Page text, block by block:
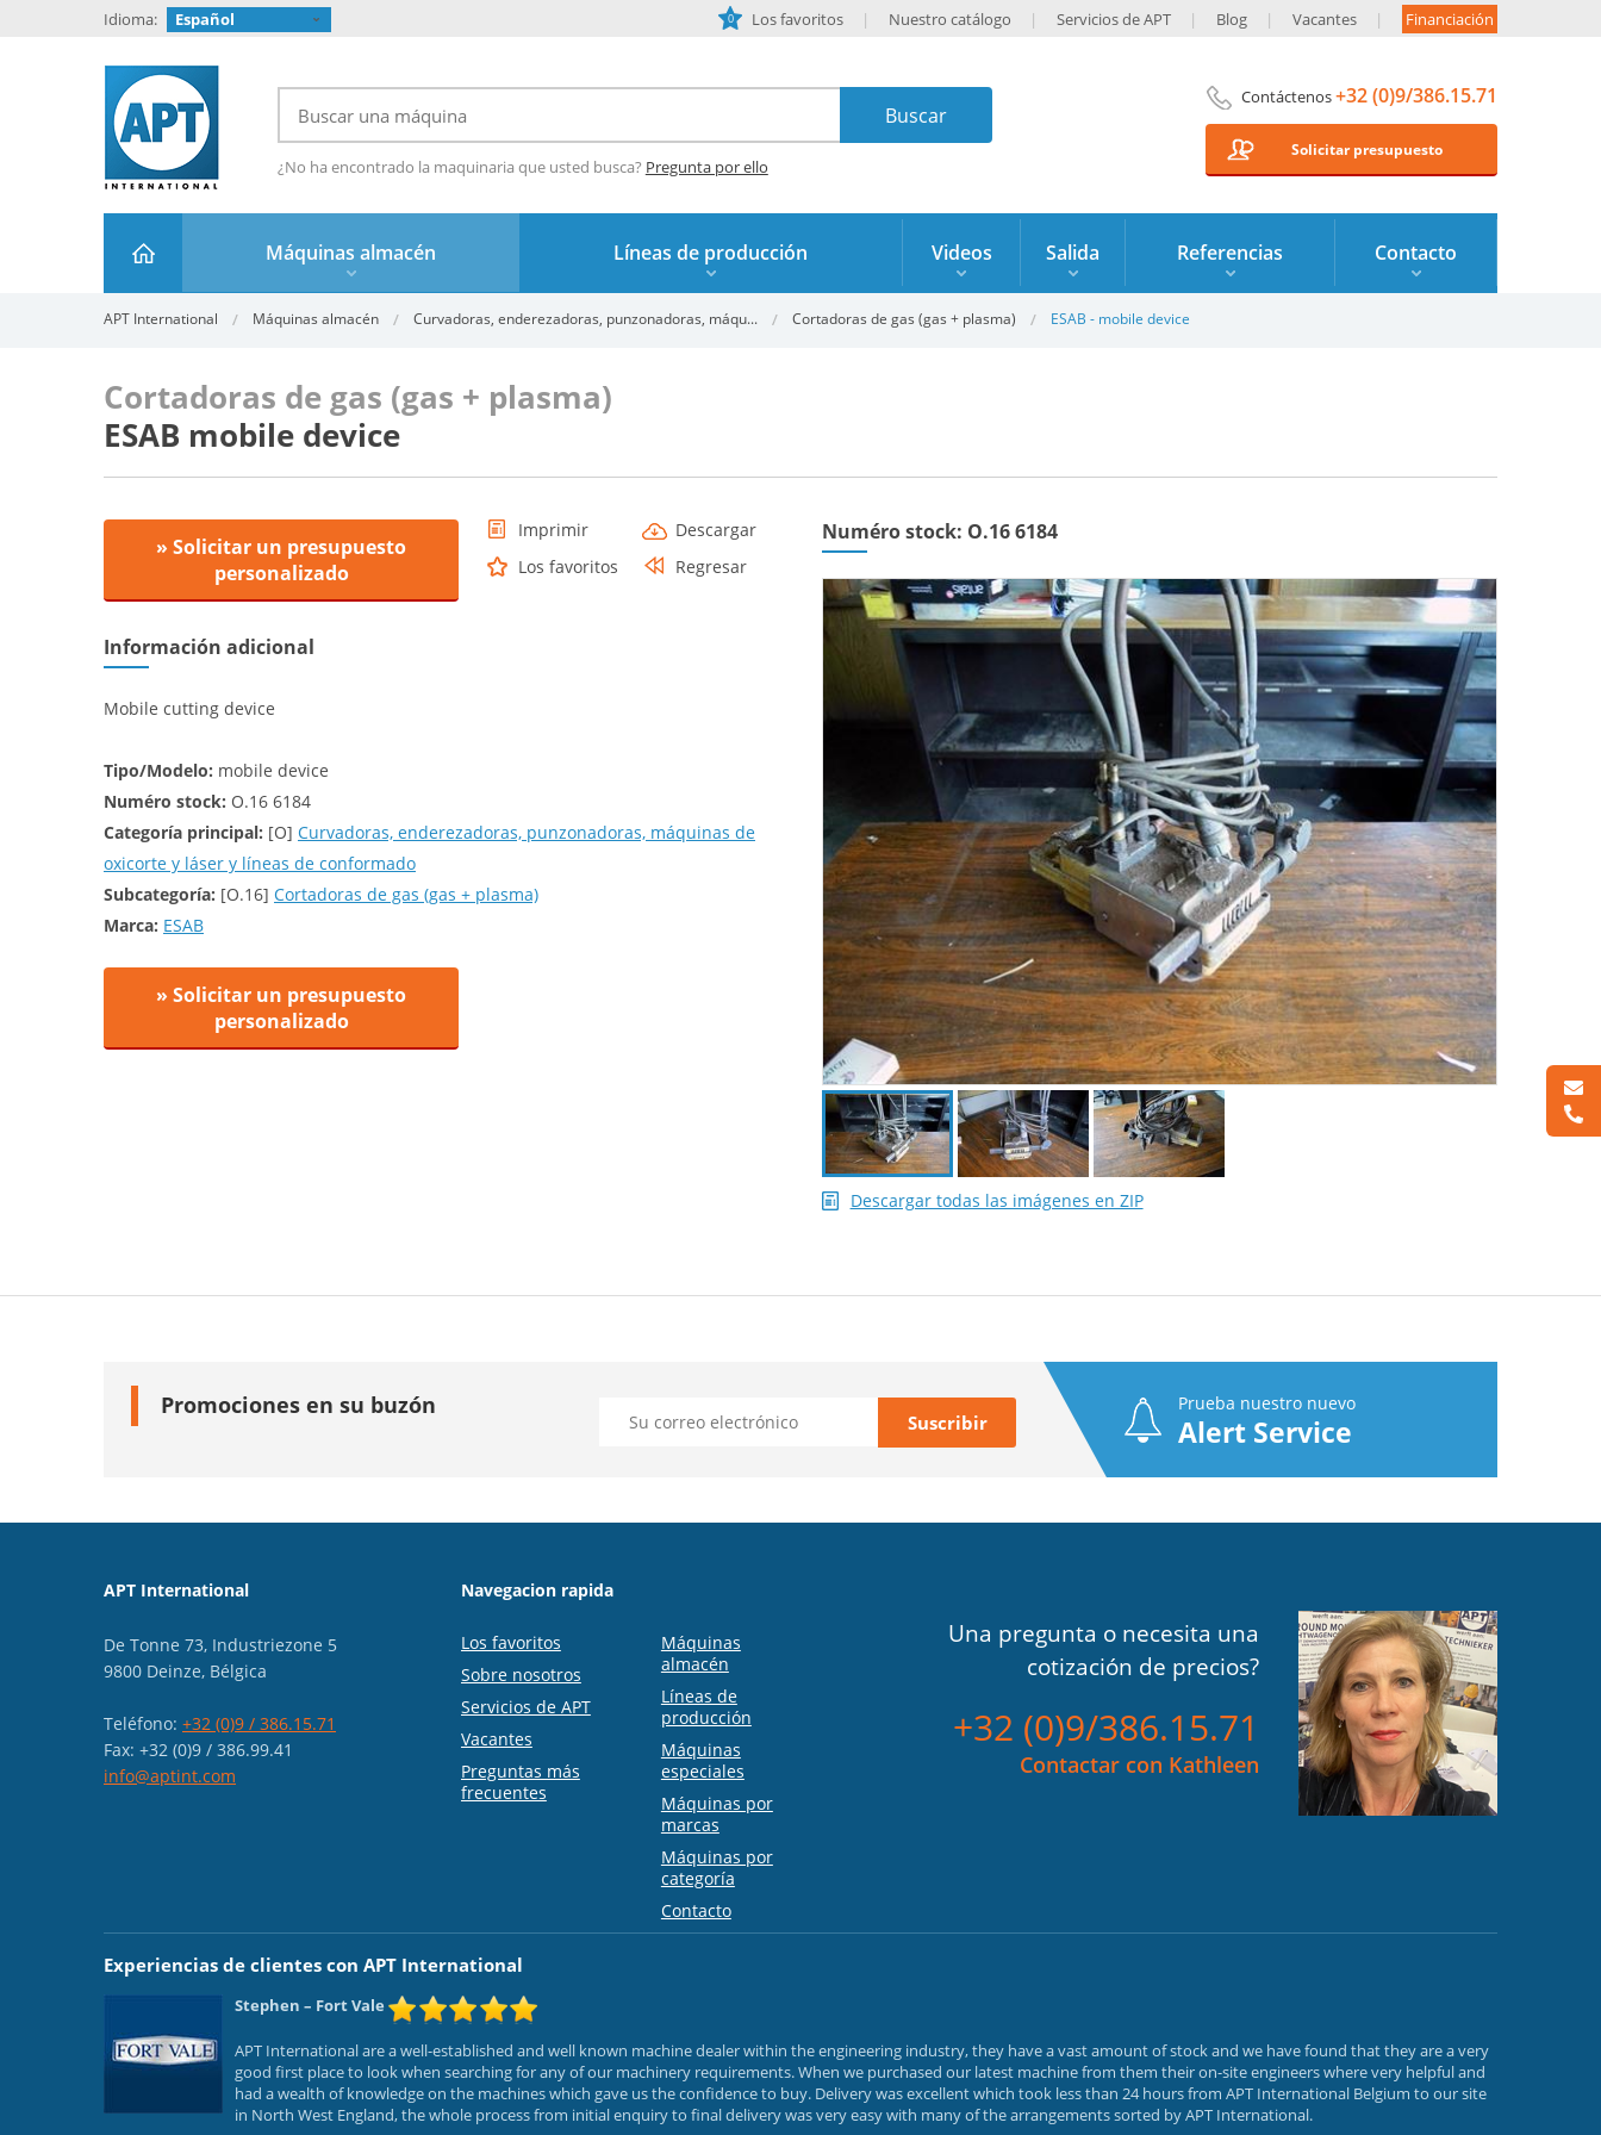
Idioma: Español 0 Los favoritos Nuestro catálogo Servicios de APT Blog Vacantes Financiación
¿No ha encontrado la maquinaria que usted busca? Pregunta por ello
Contáctenos+32 (0)9/386.15.71
Solicitar presupuesto
Máquinas almacén Líneas de producción Videos Salida Referencias Contacto
APT International Máquinas almacén Curvadoras, enderezadoras, punzonadoras, máqu... Cortadoras de gas (gas + plasma) ESAB - mobile device
Cortadoras de gas (gas + plasma)
ESAB mobile device
» Solicitar un presupuesto
personalizado
Imprimir
Descargar
Los favoritos
Regresar
Información adicional
Mobile cutting device
Tipo/Modelo: mobile device
Numéro stock: O.16 6184
Categoría principal: [O] Curvadoras, enderezadoras, punzonadoras, máquinas de
oxicorte y láser y líneas de conformado
Subcategoría: [O.16] Cortadoras de gas (gas + plasma)
Marca: ESAB
» Solicitar un presupuesto
personalizado
Numéro stock: O.16 6184
Descargar todas las imágenes en ZIP
Promociones en su buzón Prueba nuestro nuevo
Alert Service
APT International
De Tonne 73, Industriezone 5
9800 Deinze, Bélgica
Teléfono: +32 (0)9 / 386.15.71
Fax: +32 (0)9 / 386.99.41
info@aptint.com
Navegacion rapida
Los favoritos
Sobre nosotros
Servicios de APT
Vacantes
Preguntas más
frecuentes
Máquinas
almacén
Líneas de
producción
Máquinas
especiales
Máquinas por
marcas
Máquinas por
categoría
Contacto
Una pregunta o necesita una
cotización de precios?
+32 (0)9/386.15.71
Contactar con Kathleen
Experiencias de clientes con APT International
Stephen – Fort Vale
APT International are a well-established and well known machine dealer within the engineering industry, they have a vast amount of stock and we have found that they are a very
good first place to look when searching for any of our machinery requirements. When we purchased our latest machine from them their on-site engineers where very helpful and
had a wealth of knowledge on the machines which gave us the confidence to buy. Delivery was excellent which took less than 24 hours from APT International Belgium to our site
in North West England, the whole process from initial enquiry to final delivery was very easy with many of the arrangements sorted by APT International.